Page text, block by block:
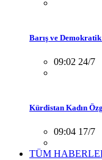
Barış ve
09:02 24/7
Kürdistan Kadın
09:04 17/7
TÜM